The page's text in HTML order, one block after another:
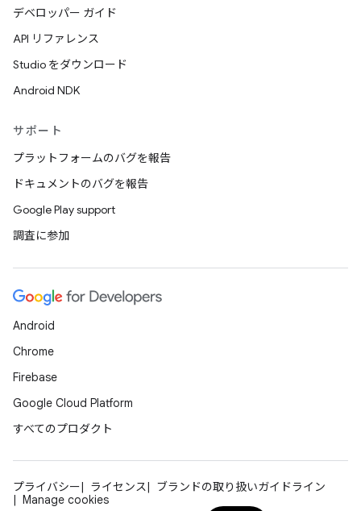
デベロッパー ガイド
API リファレンス
Studio をダウンロード
Android NDK
サポート
プラットフォームのバグを報告
ドキュメントのバグを報告
Google Play support
調査に参加
Android
Chrome
Firebase
Google Cloud Platform
すべてのプロダクト
プライバシー ライセンス
ブランドの取り扱いガイドライン
Manage cookies